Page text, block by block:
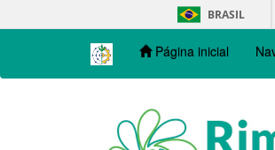
navigation
BRASIL
Página inicial